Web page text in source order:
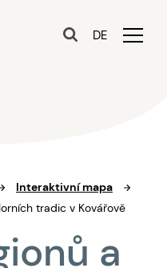
DE
Interaktivní mapa
tradic v Kovářově
a